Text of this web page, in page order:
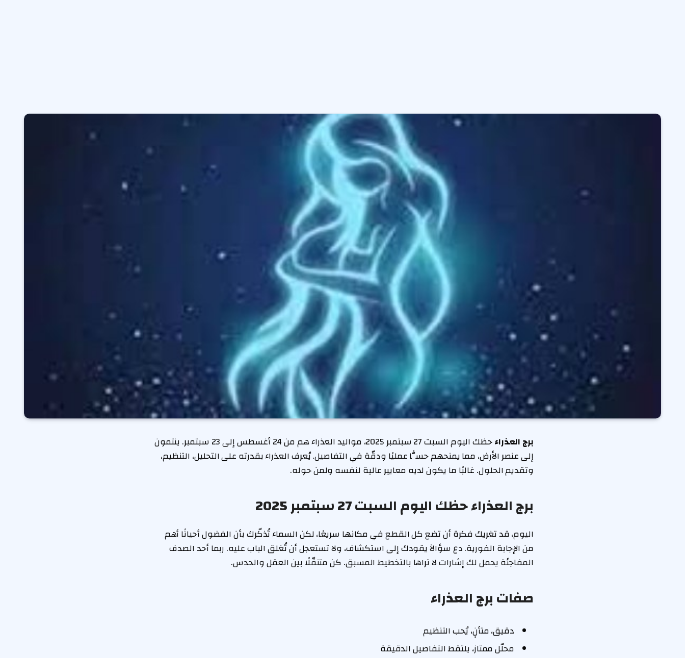
برج العذراء
حظك اليوم السبت 27 سبتمبر 2025، مواليد العذراء هم من 24 أغسطس إلى 23 سبتمبر. ينتمون
إلى عنصر الأرض، مما يمنحهم حسًّا عمليًا ودقّة في التفاصيل. يُعرف العذراء بقدرته على التحليل، التنظيم،
وتقديم الحلول. غالبًا ما يكون لديه معايير عالية لنفسه ولمن حوله.
برج العذراء حظك اليوم السبت 27 سبتمبر 2025
اليوم، قد تغريك فكرة أن تضع كل القطع في مكانها سريعًا، لكن السماء تُذكّرك بأن الفضول أحيانًا أهم
من الإجابة الفورية. دع سؤالاً يقودك إلى استكشاف، ولا تستعجل أن تُغلق الباب عليه. ربما أحد الصدف
المفاجئة يحمل لك إشارات لا تراها بالتخطيط المسبق. كن متنقّلًا بين العقل والحدس.
صفات برج العذراء
دقيق، متأنٍ، يُحب التنظيم
محلّل ممتاز، يلتقط التفاصيل الدقيقة